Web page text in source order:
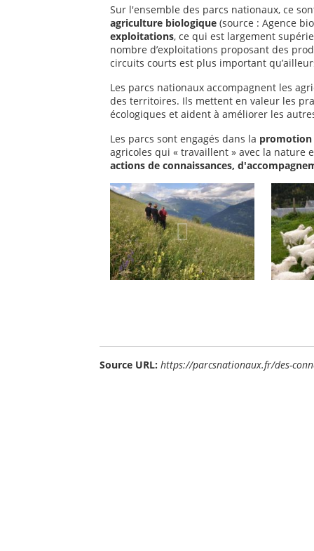
Sur l'ensemble des parcs nationaux, ce
agriculture biologique (source : Agence
exploitations, ce qui est largement
nombre d’exploitations proposant des
circuits courts est plus important
Les parcs nationaux accompagnent les
des territoires. Ils mettent en valeur les
écologiques et aident à améliorer les
Les parcs sont engagés dans la promotion
agricoles qui « travaillent » avec la nature
actions de connaissances,
Source URL: https://parcsnationaux.fr/des-